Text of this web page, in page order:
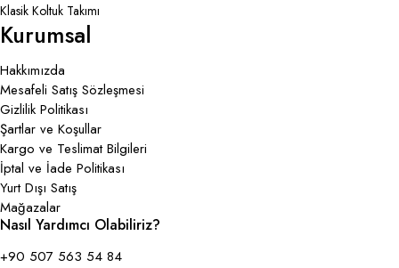
Klasik Koltuk Takımı
Kurumsal
Hakkımızda
Mesafeli Satış Sözleşmesi
Gizlilik Politikası
Şartlar ve Koşullar
Kargo ve Teslimat Bilgileri
İptal ve İade Politikası
Yurt Dışı Satış
Mağazalar
Nasıl Yardımcı Olabiliriz?
+90 507 563 54 84